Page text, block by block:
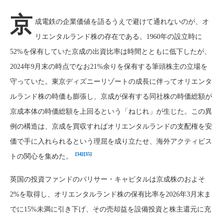
京 成電鉄の企業価値を語るうえで避けて通れないのが、オ
リエンタルランド株の存在である。1960年の設立時に
52%を保有していた京成の出資比率は時間とともに低下したが、
2024年9月末の時点でなお21%余りを保有する筆頭株主の立場を
守っていた。東京ディズニーリゾートの成長に伴ってオリエンタ
ルランド株の時価も膨張し、京成が保有する同社株の時価総額が
京成本体の時価総額を上回るという「ねじれ」が生じた。この異
例の構造は、京成を買収すればオリエンタルランドの支配権を安
価で手に入れられるという理屈を成り立たせ、海外アクティビス
トの関心を集めた。
[34][35]
英国の投資ファンドのパリサー・キャピタルは京成株のおよそ
2%を取得し、オリエンタルランド株の保有比率を2026年3月末ま
でに15%未満に引き下げ、その売却益を設備投資と株主還元に充